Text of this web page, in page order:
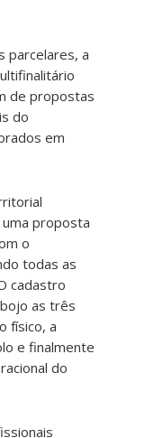
parcelares, a
de propostas
do
em
proposta
o
todas as
cadastro
as três
físico, a
e finalmente
do